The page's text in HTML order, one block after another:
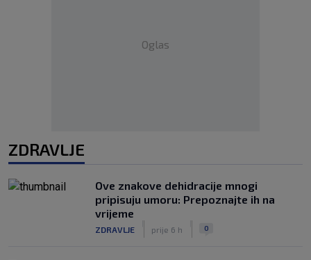
Oglas
ZDRAVLJE
Ove znakove dehidracije mnogi
pripisuju umoru: Prepoznajte ih na
vrijeme
ZDRAVLJE prije 6 h 0